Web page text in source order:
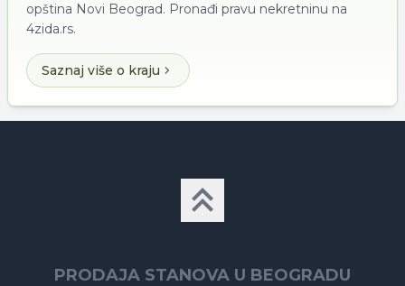
opština Novi Beograd. Pronađi pravu nekretninu na
4zida.rs.
Saznaj više o kraju
PRODAJA STANOVA U BEOGRADU